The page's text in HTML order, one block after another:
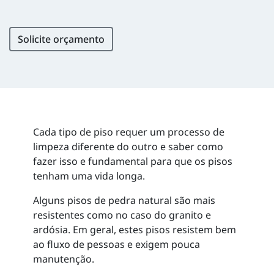
Solicite orçamento
Cada tipo de piso requer um processo de
limpeza diferente do outro e saber como
fazer isso e fundamental para que os pisos
tenham uma vida longa.
Alguns pisos de pedra natural são mais
resistentes como no caso do granito e
ardósia. Em geral, estes pisos resistem bem
ao fluxo de pessoas e exigem pouca
manutenção.